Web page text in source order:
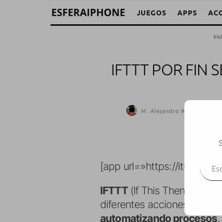
JUEGOS APPS
IFTTT POR FIN
M. Alejandro W. García
[app url=»https://
IFTTT(If This Then That)
diferentes acciones,
automatizando procesos.